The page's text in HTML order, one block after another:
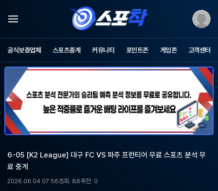
스
포
츠
중
포
착
-
료
츠
계,
해
공식보증업체 스포츠중계 커뮤니티 포인트존 게임존 고객센터
6-05 [K2 League] 대구 FC VS 파주 프런티어 무료 스포츠 분석 무
료 중계
2026.06.04 07:56조회: 86추천: 0